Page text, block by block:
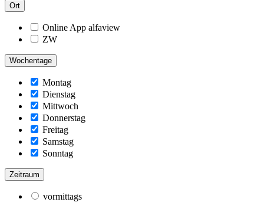
Ort
Online App alfaview
ZW
Wochentage
Montag
Dienstag
Mittwoch
Donnerstag
Freitag
Samstag
Sonntag
Zeitraum
vormittags